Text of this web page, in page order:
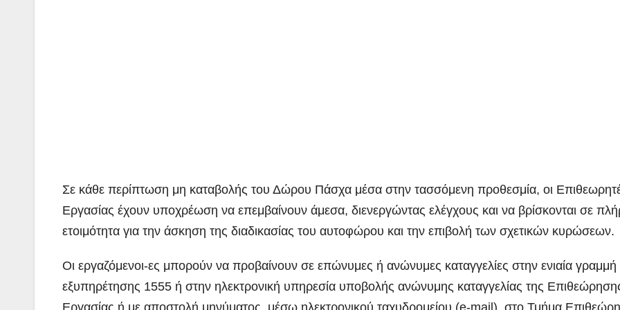
Σε κάθε περίπτωση μη καταβολής του Δώρου Πάσχα μέσα στην τασσόμενη προθεσμία, οι
Εργασίας έχουν υποχρέωση να επεμβαίνουν άμεσα, διενεργώντας ελέγχους και να βρίσκονται σε
ετοιμότητα για την άσκηση της διαδικασίας του αυτοφώρου και την επιβολή των σχετικών κυρώσεων.
Οι εργαζόμενοι-ες μπορούν να προβαίνουν σε επώνυμες ή ανώνυμες καταγγελίες στην ενιαία γραμμή
εξυπηρέτησης 1555 ή στην ηλεκτρονική υπηρεσία υποβολής ανώνυμης καταγγελίας της
Εργασίας ή με αποστολή μηνύματος, μέσω ηλεκτρονικού ταχυδρομείου (e-mail), στο Τμήμα